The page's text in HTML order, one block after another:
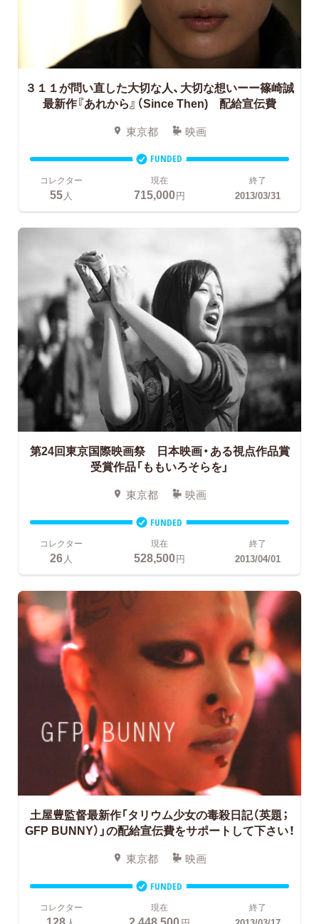
３１１が問い直した大切な人、大切な想いーー篠崎誠
最新作『あれから』（Since Then) 配給宣伝費
東京都 映画
FUNDED
コレクター
55人
現在
715,000円
終了
2013/03/31
第24回東京国際映画祭 日本映画・ある視点作品賞
受賞作品「ももいろそらを」
東京都 映画
FUNDED
コレクター
26人
現在
528,500円
終了
2013/04/01
土屋豊監督最新作「タリウム少女の毒殺日記（英題；
GFP BUNNY）」の配給宣伝費をサポートして下さい！
東京都 映画
FUNDED
コレクター
現在 終了